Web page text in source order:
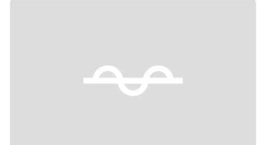
Previous slide